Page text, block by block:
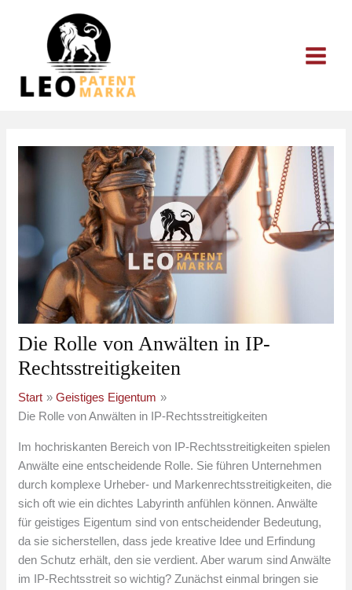
Die Rolle von Anwälten in IP-
Rechtsstreitigkeiten
Start
Geistiges Eigentum
Die Rolle von Anwälten in IP-Rechtsstreitigkeiten
Im hochriskanten Bereich von IP-Rechtsstreitigkeiten spielen
Anwälte eine entscheidende Rolle. Sie führen Unternehmen
durch komplexe Urheber- und Markenrechtsstreitigkeiten, die
sich oft wie ein dichtes Labyrinth anfühlen können. Anwälte
für geistiges Eigentum sind von entscheidender Bedeutung,
da sie sicherstellen, dass jede kreative Idee und Erfindung
den Schutz erhält, den sie verdient. Aber warum sind Anwälte
im IP-Rechtsstreit so wichtig? Zunächst einmal bringen sie